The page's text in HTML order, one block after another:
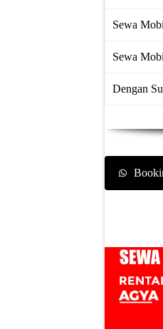
Sewa
Sewa
Dengan